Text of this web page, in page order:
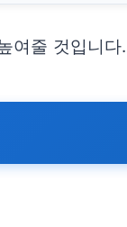
여줄 것입니다.